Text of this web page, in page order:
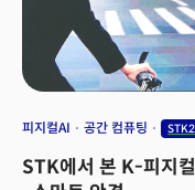
피지컬AI 공간 컴퓨팅
STK에서 본 K-피지